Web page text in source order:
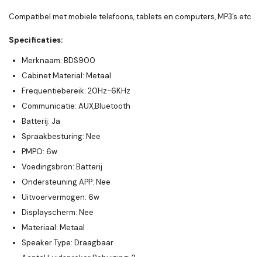
Compatibel met mobiele telefoons, tablets en computers, MP3’s etc
Specificaties:
Merknaam: BDS900
Cabinet Material: Metaal
Frequentiebereik: 20Hz-6KHz
Communicatie: AUX,Bluetooth
Batterij: Ja
Spraakbesturing: Nee
PMPO: 6w
Voedingsbron: Batterij
Ondersteuning APP: Nee
Uitvoervermogen: 6w
Displayscherm: Nee
Materiaal: Metaal
Speaker Type: Draagbaar